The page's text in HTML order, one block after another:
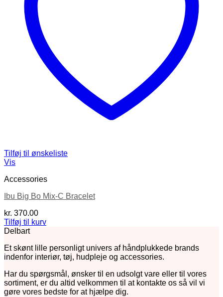
Tilføj til ønskeliste
Vis
Accessories
Ibu Big Bo Mix-C Bracelet
kr. 370.00
Tilføj til kurv
Delbart
Et skønt lille personligt univers af håndplukkede brands
indenfor interiør, tøj, hudpleje og accessories.
Har du spørgsmål, ønsker til en udsolgt vare eller til vores
sortiment, er du altid velkommen til at kontakte os så vil vi
gøre vores bedste for at hjælpe dig.